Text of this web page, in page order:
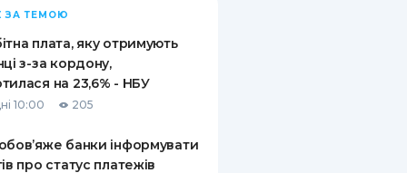
ВІНЬЄТКА
ВІД
ВИПАДКІВ
ПИТАННЯ ТА ВІДПОВІДІ
ПУТІВНИКИ ПО
ЗАОЩАДЖЕННЯМ
ЗА ТЕМОЮ
плата, яку отримують
з-за кордону,
на 23,6% - НБУ
10:00 205
банки інформувати
про статус платежів